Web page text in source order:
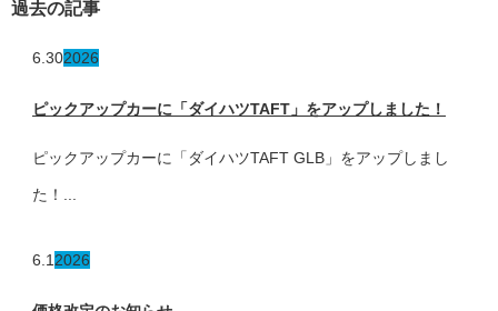
過去の記事
6.302026
ピックアップカーに「ダイハツTAFT」をアップしました！
ピックアップカーに「ダイハツTAFT GLB」をアップしまし
た！...
6.1 2026